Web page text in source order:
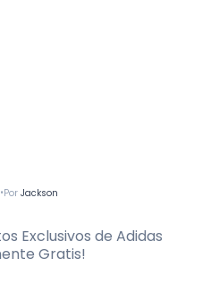
•Por Jackson